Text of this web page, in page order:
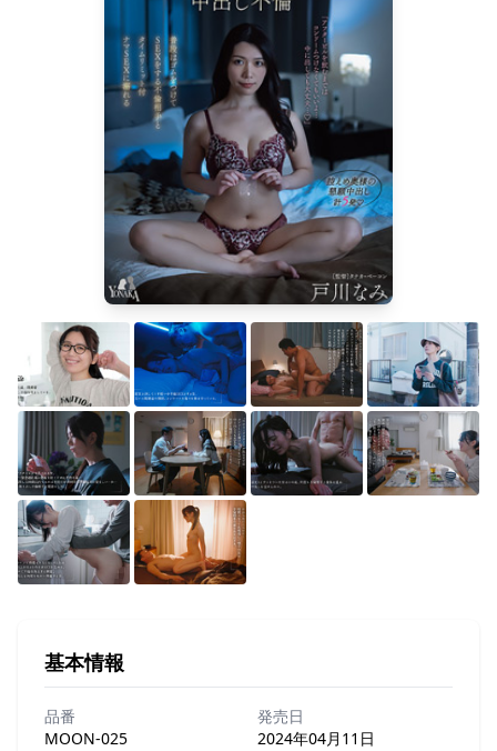
基本情報
品番
MOON-025
発売日
2024年04月11日